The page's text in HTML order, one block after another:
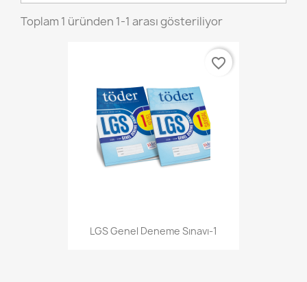
Toplam 1 üründen 1-1 arası gösteriliyor
LGS Genel Deneme Sınavı-1
favorite_border